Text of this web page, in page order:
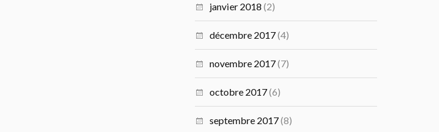
janvier 2018 (2)
décembre 2017(4)
novembre 2017(7)
octobre 2017(6)
septembre 2017(8)